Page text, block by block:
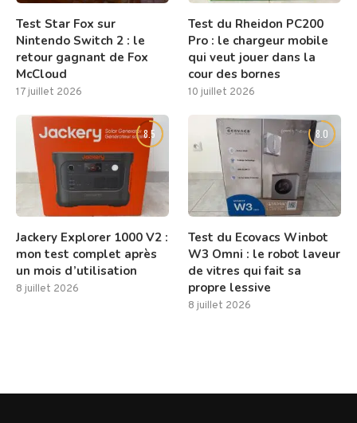
Test Star Fox sur
Nintendo Switch 2 : le
retour gagnant de Fox
McCloud
17 juillet 2026
Test du Rheidon PC200
Pro : le chargeur mobile
qui veut jouer dans la
cour des bornes
10 juillet 2026
8.5
Jackery Explorer 1000 V2 :
mon test complet après
un mois d’utilisation
8 juillet 2026
8.0
Test du Ecovacs Winbot
W3 Omni : le robot laveur
de vitres qui fait sa
propre lessive
8 juillet 2026